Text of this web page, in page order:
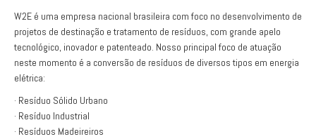
W2E é uma empresa nacional brasileira com foco no desenvolvimento de
projetos de destinação e tratamento de resíduos, com grande apelo
tecnológico, inovador e patenteado. Nosso principal foco de atuação
neste momento é a conversão de resíduos de diversos tipos em energia
elétrica:
· Resíduo Sólido Urbano
· Resíduo Industrial
· Resíduos Madeireiros